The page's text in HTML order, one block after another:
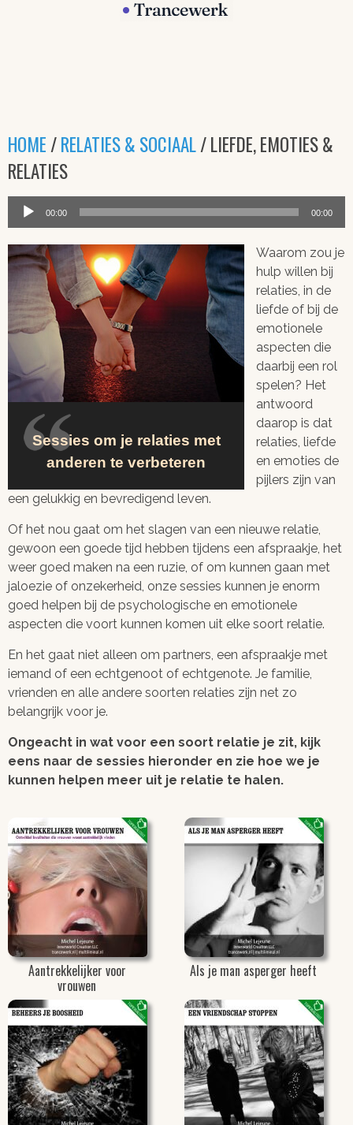
HOME/RELATIES & SOCIAAL/ LIEFDE, EMOTIES &
RELATIES
Audiospeler
00:00 00:00
Sessies om je relaties met
anderen te verbeteren
Waarom zou je
hulp willen bij
relaties, in de
liefde of bij de
emotionele
aspecten die
daarbij een rol
spelen? Het
antwoord
daarop is dat
relaties, liefde
en emoties de
pijlers zijn van
een gelukkig en bevredigend leven.
Of het nou gaat om het slagen van een nieuwe relatie,
gewoon een goede tijd hebben tijdens een afspraakje, het
weer goed maken na een ruzie, of om kunnen gaan met
jaloezie of onzekerheid, onze sessies kunnen je enorm
goed helpen bij de psychologische en emotionele
aspecten die voort kunnen komen uit elke soort relatie.
En het gaat niet alleen om partners, een afspraakje met
iemand of een echtgenoot of echtgenote. Je familie,
vrienden en alle andere soorten relaties zijn net zo
belangrijk voor je.
Ongeacht in wat voor een soort relatie je zit, kijk
eens naar de sessies hieronder en zie hoe we je
kunnen helpen meer uit je relatie te halen.
Aantrekkelijker voor
vrouwen
Als je man asperger heeft